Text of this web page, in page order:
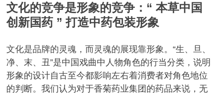
文化的竞争是形象的竞争：“ 本草中国
创新国药 ” 打造中药包装形象
文化是品牌的灵魂，而灵魂的展现靠形象。“生、旦、
净、末、丑”是中国戏曲中人物角色的行当分类，说明
形象的设计自古至今都影响左右着消费者对角色地位
的判断。我们认为对于香菊药业集团的药品来说， 无